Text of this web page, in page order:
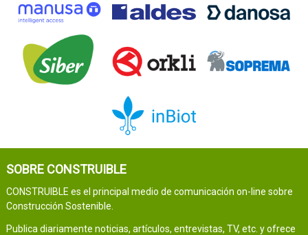
SOBRE CONSTRUIBLE
CONSTRUIBLE es el principal medio de comunicación on-line sobre
Construcción Sostenible.
Publica diariamente noticias, artículos, entrevistas, TV, etc. y ofrece